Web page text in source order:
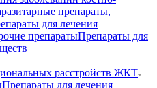
препараты,
для лечения
препаратыПрепараты для
расстройств ЖКТ
Препараты для лечения